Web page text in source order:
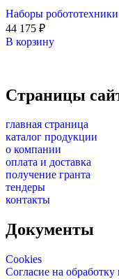
Наборы
44 175 ₽
В корзину
Страницы
главная страница
каталог продукции
о компании
оплата и доставка
получение гранта
тендеры
контакты
Документы
Cookies
Согласие на